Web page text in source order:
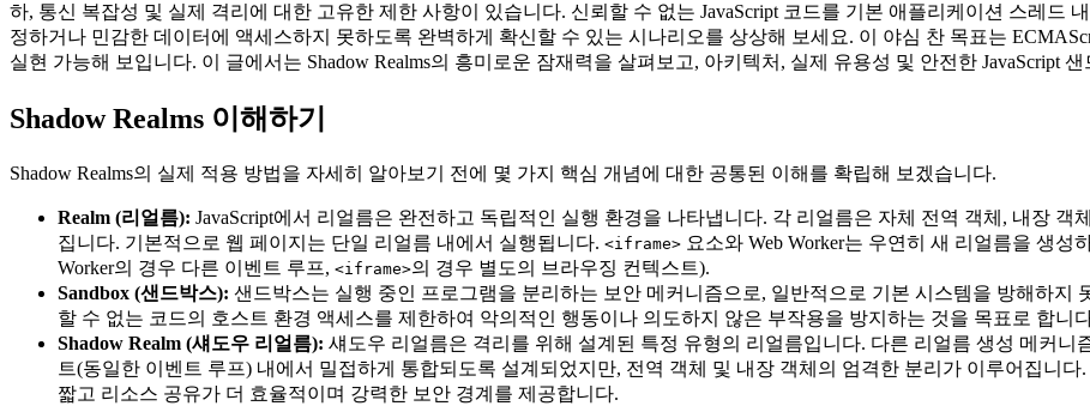
하, 통신 복잡성 및 실제 격리에 대한 고유한 제한 사항이 있습니다. 신뢰할 수 없는 JavaScript 코드를 기본 애플리케이션 스레드
정하거나 민감한 데이터에 액세스하지 못하도록 완벽하게 확신할 수 있는 시나리오를 상상해 보세요. 이 야심 찬 목표는
실현 가능해 보입니다. 이 글에서는 Shadow Realms의 흥미로운 잠재력을 살펴보고, 아키텍처, 실제 유용성 및 안전한 JavaScript
Shadow Realms 이해하기
Shadow Realms의 실제 적용 방법을 자세히 알아보기 전에 몇 가지 핵심 개념에 대한 공통된 이해를 확립해 보겠습니다.
Realm (리얼름): JavaScript에서 리얼름은 완전하고 독립적인 실행 환경을 나타냅니다. 각 리얼름은 자체 전역 객체, 내장 객
집니다. 기본적으로 웹 페이지는 단일 리얼름 내에서 실행됩니다. <iframe> 요소와 Web Worker는 우연히 새 리얼름을 생
Worker의 경우 다른 이벤트 루프, <iframe>의 경우 별도의 브라우징 컨텍스트).
Sandbox (샌드박스): 샌드박스는 실행 중인 프로그램을 분리하는 보안 메커니즘으로, 일반적으로 기본 시스템을 방해하지
할 수 없는 코드의 호스트 환경 액세스를 제한하여 악의적인 행동이나 의도하지 않은 부작용을 방지하는 것을 목표로 합니
Shadow Realm (섀도우 리얼름): 섀도우 리얼름은 격리를 위해 설계된 특정 유형의 리얼름입니다. 다른 리얼름 생성 메커
트(동일한 이벤트 루프) 내에서 밀접하게 통합되도록 설계되었지만, 전역 객체 및 내장 객체의 엄격한 분리가 이루어집니다.
짧고 리소스 공유가 더 효율적이며 강력한 보안 경계를 제공합니다.